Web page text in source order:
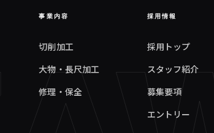
事業内容
切削加工
大物・長尺加工
修理・保全
採用情報
採用トップ
スタッフ紹介
募集要項
エントリー